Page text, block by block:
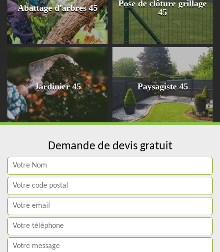
Abattage d'arbres 45
Pose de clôture grillage
45
Jardinier 45 Paysagiste 45
Demande de devis gratuit